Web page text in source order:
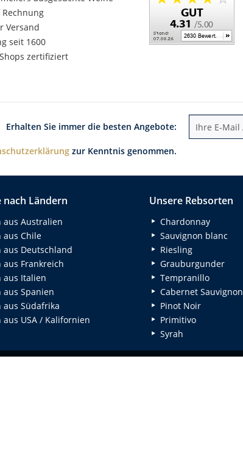
Versand
seit 1600
zertifiziert
Erhalten Sie immer die besten Angebote:
zur Kenntnis genommen.
nach Ländern
aus Australien
aus Chile
aus Deutschland
aus Frankreich
aus Italien
aus Spanien
aus Südafrika
aus USA / Kalifornien
Unsere Rebsorten
Chardonnay
Sauvignon blanc
Riesling
Grauburgunder
Tempranillo
Cabernet Sauvignon
Pinot Noir
Primitivo
Syrah